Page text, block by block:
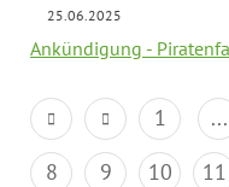
25.06.2025
Ankündigung -
1 ...
8
9 10 11